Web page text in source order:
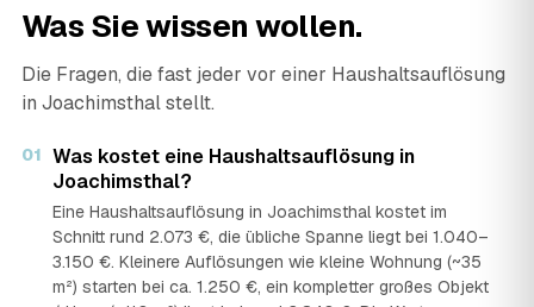
Was Sie wissen wollen.
Die Fragen, die fast jeder vor einer Haushaltsauflösung
in Joachimsthal stellt.
01 Was kostet eine Haushaltsauflösung in
Joachimsthal?
Eine Haushaltsauflösung in Joachimsthal kostet im
Schnitt rund 2.073 €, die übliche Spanne liegt bei 1.040–
3.150 €. Kleinere Auflösungen wie kleine Wohnung (~35
m²) starten bei ca. 1.250 €, ein kompletter großes Objekt